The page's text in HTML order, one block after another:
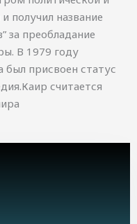
получил название
за преобладание
В 1979 году
присвоен статус
считается